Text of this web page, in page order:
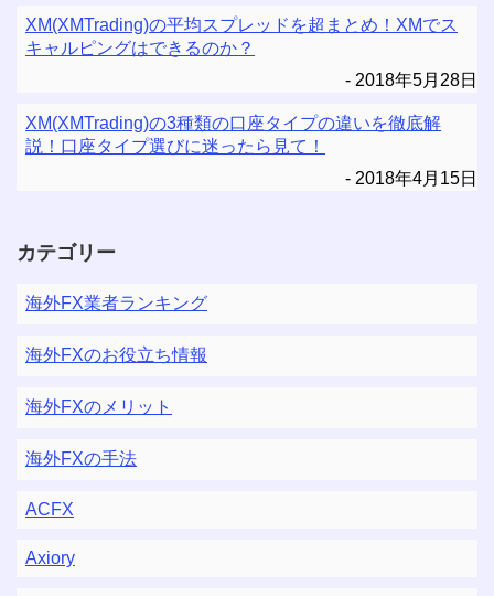
XM(XMTrading)の平均スプレッドを超まとめ！XMでス
キャルピングはできるのか？
2018年5月28日
XM(XMTrading)の3種類の口座タイプの違いを徹底解
説！口座タイプ選びに迷ったら見て！
2018年4月15日
カテゴリー
海外FX業者ランキング
海外FXのお役立ち情報
海外FXのメリット
海外FXの手法
ACFX
Axiory